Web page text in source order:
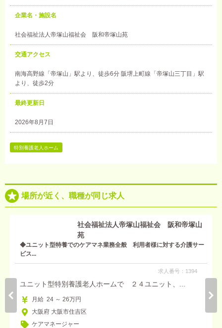
企業名・施設名
社会福祉法人帝塚山福祉会 阪和帝塚山苑
交通アクセス
南海高野線「帝塚山」駅より、徒歩6分 阪堺上町線「帝塚山三丁目」駅
より、徒歩2分
最終更新日
2026年8月7日
特別養護老人ホーム
場所が近く、職種が同じ求人
社会福祉法人帝塚山福祉会 阪和帝塚山
苑
◆ユニット型特養でのケアマネ業務全般 利用者様に対する介護サー
ビス...
求人番号：1394
ユニット型特別養護老人ホームで ２４ユニット、...
月給 24 ～ 26万円
大阪府 大阪市住吉区
ケアマネージャー